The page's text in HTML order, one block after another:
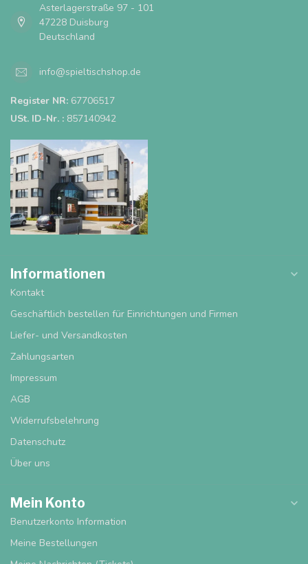
Asterlagerstraße 97 - 101
47228 Duisburg
Deutschland
info@spieltischshop.de
Register NR: 67706517
USt. ID-Nr. : 857140942
Informationen
Kontakt
Geschäftlich bestellen für Einrichtungen und Firmen
Liefer- und Versandkosten
Zahlungsarten
Impressum
AGB
Widerrufsbelehrung
Datenschutz
Über uns
Mein Konto
Benutzerkonto Information
Meine Bestellungen